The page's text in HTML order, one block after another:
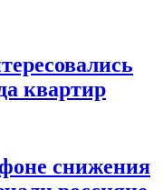
квартир
снижения